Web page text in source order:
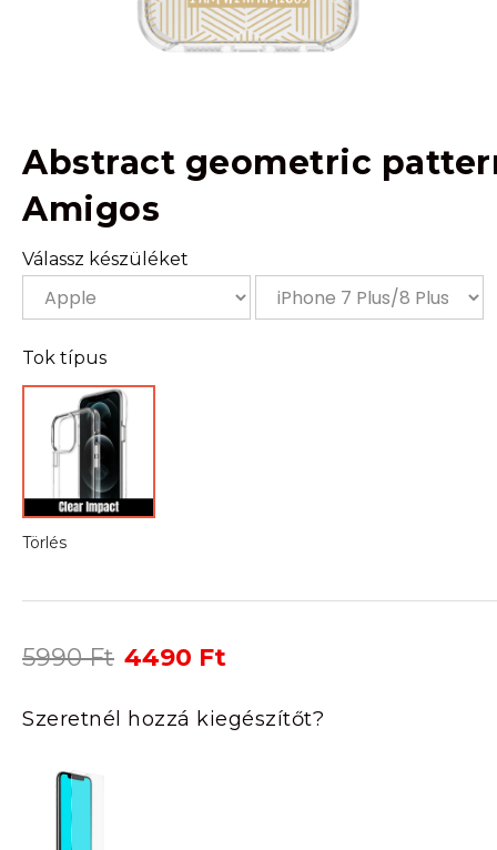
Abstract geometric
Amigos
Válassz készüléket
Tok típus
Törlés
5990Ft Original
was:
5990 Ft.
4490 Ft
is:
4490 Ft.
Szeretnél hozzá kiegészítőt?